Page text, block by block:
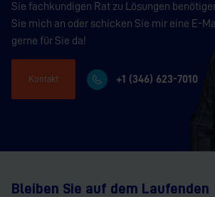
Sie fachkundigen Rat zu Lösungen
Sie mich an oder schicken Sie mir eine E-
gerne für Sie da!
Kontakt +1 (346) 623-7010
Bleiben Sie auf dem Laufenden